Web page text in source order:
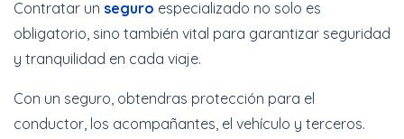
Meses Sin Intereses
Contratar un seguro especializado no solo es
obligatorio, sino también vital para garantizar seguridad
y tranquilidad en cada viaje.
Con un seguro, obtendras protección para el
conductor, los acompañantes, el vehículo y terceros.